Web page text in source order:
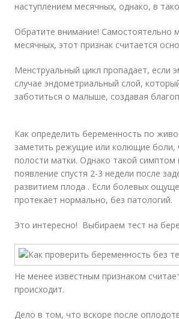
наступлением месячных, однако, в
Обратите внимание! Самостоятельно
месячных, этот признак считается
Менструальный цикл пропадает, если
случае эндометриальный слой,
заботиться о малыше, создавая
Как определить беременность по
заметить режущие или колющие боли,
полости матки. Однако такой симптом
появление спустя 2-3 недели после
развитием плода . Если болевых
протекает нормально, без патологий.
Это интересно! Выбираем тест на
Не менее известным признаком
происходит.
Дело в том, что вскоре после